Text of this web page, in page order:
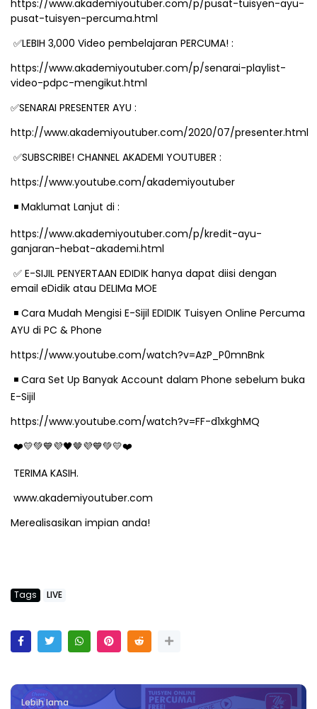
https://www.akademiyoutuber.com/p/pusat-tuisyen-ayu-
pusat-tuisyen-percuma.html
✅LEBIH 3,000 Video pembelajaran PERCUMA! :
https://www.akademiyoutuber.com/p/senarai-playlist-
video-pdpc-mengikut.html
✅SENARAI PRESENTER AYU :
http://www.akademiyoutuber.com/2020/07/presenter.html
✅SUBSCRIBE! CHANNEL AKADEMI YOUTUBER :
https://www.youtube.com/akademiyoutuber
◾ ️ Maklumat Lanjut di :
https://www.akademiyoutuber.com/p/kredit-ayu-
ganjaran-hebat-akademi.html
✅ E-SIJIL PENYERTAAN EDIDIK hanya dapat diisi dengan
email eDidik atau DELIMa MOE
◾ ️ Cara Mudah Mengisi E-Sijil EDIDIK Tuisyen Online Percuma
AYU di PC & Phone
https://www.youtube.com/watch?v=AzP_P0mnBnk
◾ ️ Cara Set Up Banyak Account dalam Phone sebelum buka
E-Sijil
https://www.youtube.com/watch?v=FF-d1xkghMQ
❤💛💚💙💜🖤🤎💜💙💚💛❤
TERIMA KASIH.
www.akademiyoutuber.com
Merealisasikan impian anda!
Tags LIVE
Lebih lama